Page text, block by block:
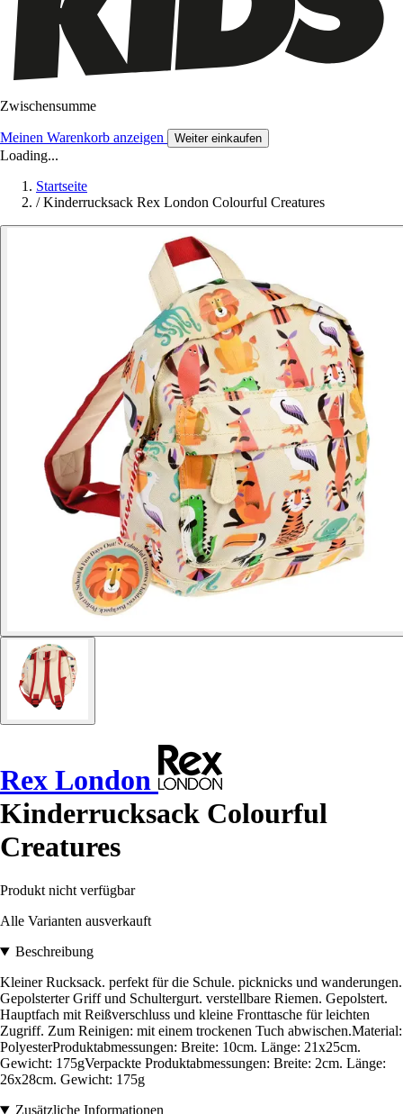
Zwischensumme
Meinen Warenkorb anzeigen Weiter einkaufen
Loading...
Startseite
/ Kinderrucksack Rex London Colourful Creatures
Rex London
Kinderrucksack Colourful
Creatures
Produkt nicht verfügbar
Alle Varianten ausverkauft
Beschreibung
Kleiner Rucksack. perfekt für die Schule. picknicks und wanderungen.
Gepolsterter Griff und Schultergurt. verstellbare Riemen. Gepolstert.
Hauptfach mit Reißverschluss und kleine Fronttasche für leichten
Zugriff. Zum Reinigen: mit einem trockenen Tuch abwischen.Material:
PolyesterProduktabmessungen: Breite: 10cm. Länge: 21x25cm.
Gewicht: 175gVerpackte Produktabmessungen: Breite: 2cm. Länge:
26x28cm. Gewicht: 175g
Zusätzliche Informationen